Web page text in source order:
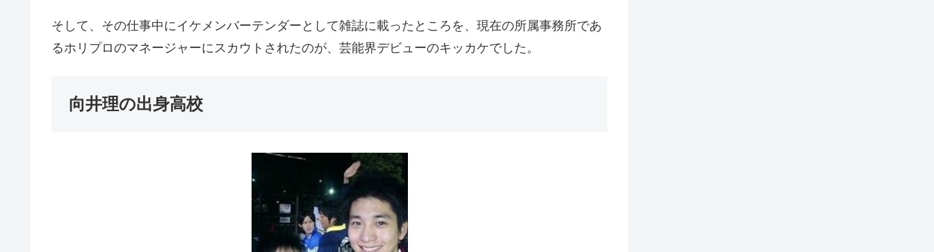
そして、その仕事中にイケメンバーテンダーとして雑誌に載ったところを、現在の所属事務所であ
るホリプロのマネージャーにスカウトされたのが、芸能界デビューのキッカケでした。
向井理の出身高校